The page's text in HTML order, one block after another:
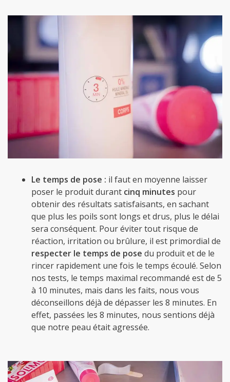
Le temps de pose : il faut en moyenne laisser
poser le produit durant cinq minutes pour
obtenir des résultats satisfaisants, en sachant
que plus les poils sont longs et drus, plus le délai
sera conséquent. Pour éviter tout risque de
réaction, irritation ou brûlure, il est primordial de
respecter le temps de pose du produit et de le
rincer rapidement une fois le temps écoulé. Selon
nos tests, le temps maximal recommandé est de 5
à 10 minutes, mais dans les faits, nous vous
déconseillons déjà de dépasser les 8 minutes. En
effet, passées les 8 minutes, nous sentions déjà
que notre peau était agressée.